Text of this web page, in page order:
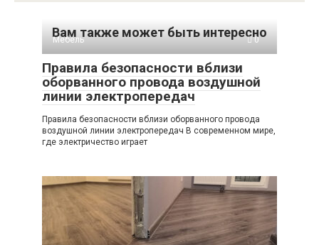
Вам также может быть интересно
Мебель 0
Правила безопасности вблизи
оборванного провода воздушной
линии электропередач
Правила безопасности вблизи оборванного провода
воздушной линии электропередач В современном мире,
где электричество играет